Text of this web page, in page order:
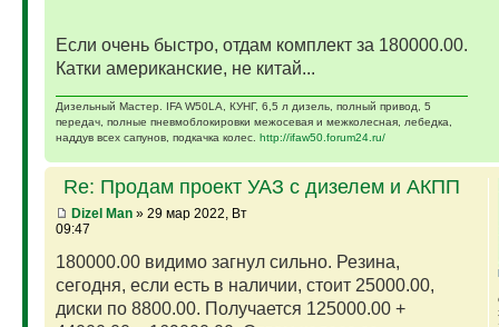
Если очень быстро, отдам комплект за 180000.00.
Катки американские, не китай...
Дизельный Мастер. IFA W50LA, КУНГ, 6,5 л дизель, полный привод, 5
передач, полные пневмоблокировки межосевая и межколесная, лебедка,
наддув всех сапунов, подкачка колес. http://ifaw50.forum24.ru/
Re: Продам проект УАЗ с дизелем и АКПП
Dizel Man» 29 мар 2022, Вт
09:47
180000.00 видимо загнул сильно. Резина,
сегодня, если есть в наличии, стоит 25000.00,
диски по 8800.00. Получается 125000.00 +